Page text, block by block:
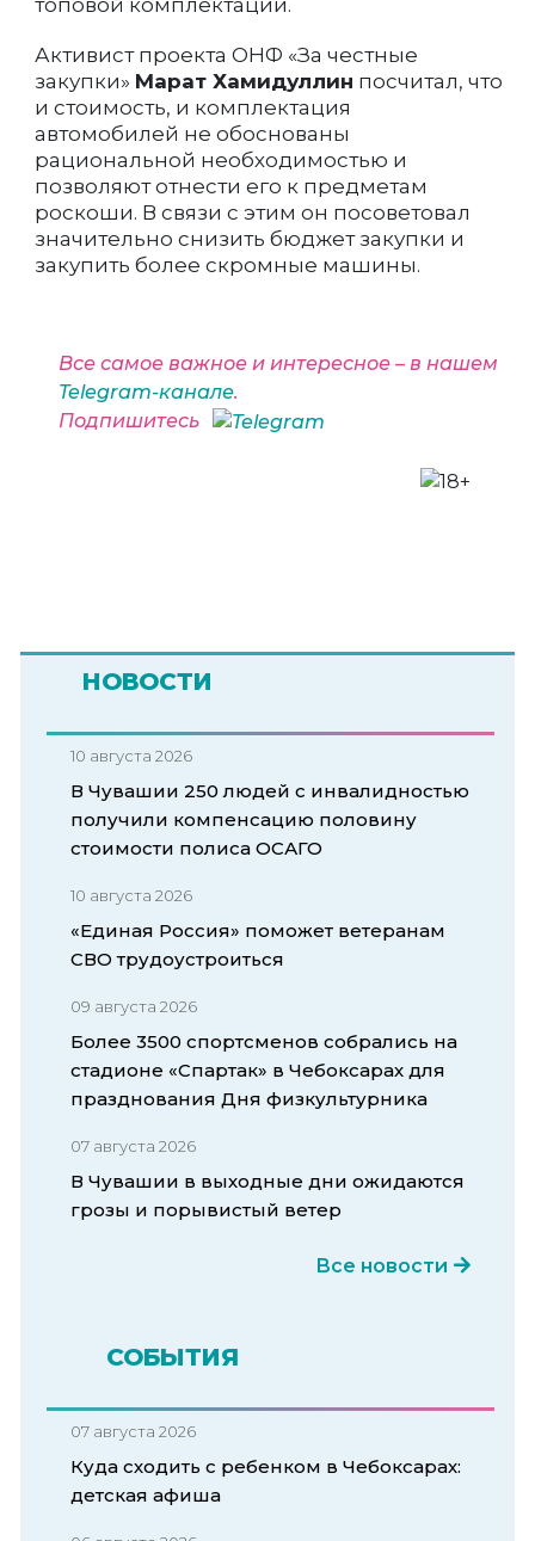
топовой комплектации.
Активист проекта ОНФ «За честные
закупки» Марат Хамидуллин посчитал, что
и стоимость, и комплектация
автомобилей не обоснованы
рациональной необходимостью и
позволяют отнести его к предметам
роскоши. В связи с этим он посоветовал
значительно снизить бюджет закупки и
закупить более скромные машины.
Все самое важное и интересное – в нашем
Telegram-канале.
Подпишитесь
НОВОСТИ
10 августа 2026
В Чувашии 250 людей с инвалидностью
получили компенсацию половину
стоимости полиса ОСАГО
10 августа 2026
«Единая Россия» поможет ветеранам
СВО трудоустроиться
09 августа 2026
Более 3500 спортсменов собрались на
стадионе «Спартак» в Чебоксарах для
празднования Дня физкультурника
07 августа 2026
В Чувашии в выходные дни ожидаются
грозы и порывистый ветер
Все новости
СОБЫТИЯ
07 августа 2026
Куда сходить с ребенком в Чебоксарах:
детская афиша